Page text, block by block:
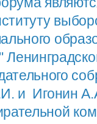
и Игонин